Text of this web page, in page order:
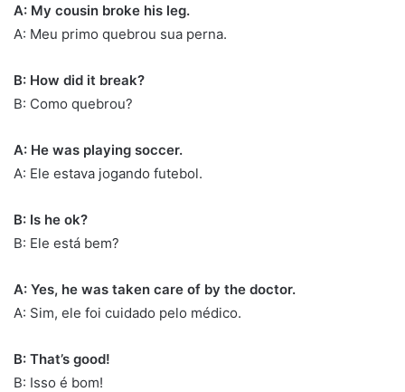
A: My cousin broke his leg.
A: Meu primo quebrou sua perna.
B: How did it break?
B: Como quebrou?
A: He was playing soccer.
A: Ele estava jogando futebol.
B: Is he ok?
B: Ele está bem?
A: Yes, he was taken care of by the doctor.
A: Sim, ele foi cuidado pelo médico.
B: That’s good!
B: Isso é bom!